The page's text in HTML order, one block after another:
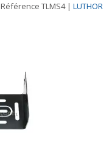
Référence TLMS4| LUTHOR